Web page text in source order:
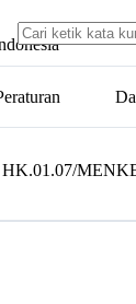
HK.01.07/